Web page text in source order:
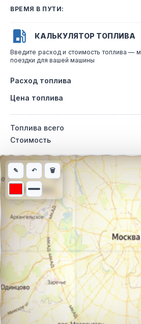
ВРЕМЯ В ПУТИ:
КАЛЬКУЛЯТОР ТОПЛИВА
Введите расход и стоимость топлива —
поездки для вашей машины
Расход топлива
Цена топлива
Топлива всего
Стоимость
Интерактивная карта
✎ ↶ 🗑